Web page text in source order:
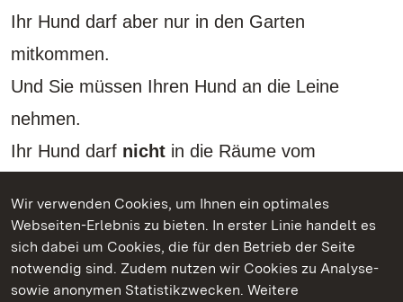
Wir verwenden Cookies, um Ihnen ein optimales
Webseiten-Erlebnis zu bieten. In erster Linie handelt es
sich dabei um Cookies, die für den Betrieb der Seite
notwendig sind. Zudem nutzen wir Cookies zu Analyse-
sowie anonymen Statistikzwecken. Weitere
Ihr Hund darf aber nur in den Garten
mitkommen.
Und Sie müssen Ihren Hund an die Leine
nehmen.
Ihr Hund darf nicht in die Räume vom
Ausnahme:
Ihr Hund ist ein Assistenz·hund mit Ausbildung.
Dann darf er auch mit ins Schloss.